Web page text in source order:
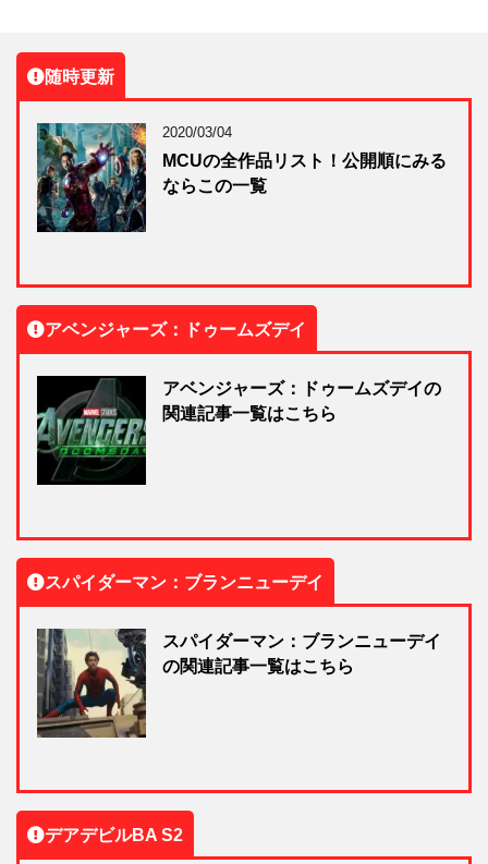
随時更新
2020/03/04
MCUの全作品リスト！公開順にみる
ならこの一覧
アベンジャーズ：ドゥームズデイ
アベンジャーズ：ドゥームズデイの
関連記事一覧はこちら
スパイダーマン：ブランニューデイ
スパイダーマン：ブランニューデイ
の関連記事一覧はこちら
デアデビルBA S2